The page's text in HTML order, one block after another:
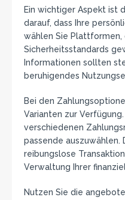
Ein wichtiger Aspekt ist
darauf, dass Ihre
wählen Sie Plattformen,
Sicherheitsstandards
Informationen sollten
beruhigendes
Bei den
Varianten zur
verschiedenen
passende auszuwählen.
reibungslose
Verwaltung Ihrer
Nutzen Sie die